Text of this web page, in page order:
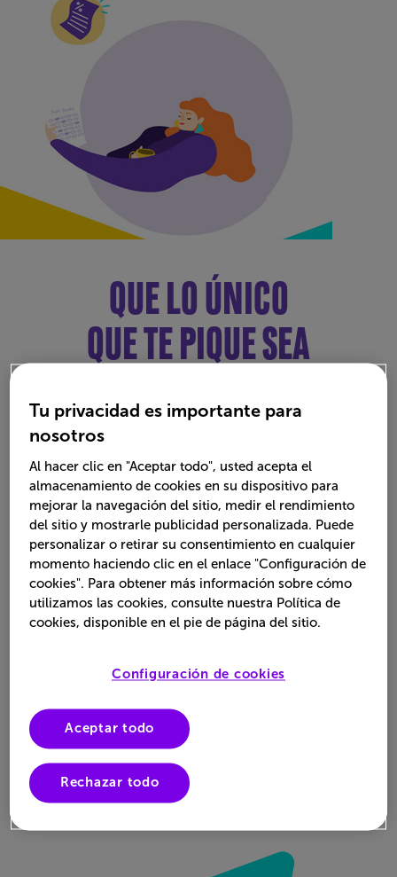
QUE LO ÚNICO
QUE TE PIQUE SEA
TU CURIOSIDAD POR
DISFRUTAR MÁS
Tu privacidad es importante para
nosotros
Al hacer clic en "Aceptar todo", usted acepta el
almacenamiento de cookies en su dispositivo para
mejorar la navegación del sitio, medir el rendimiento
del sitio y mostrarle publicidad personalizada. Puede
personalizar o retirar su consentimiento en cualquier
momento haciendo clic en el enlace "Configuración de
cookies". Para obtener más información sobre cómo
utilizamos las cookies, consulte nuestra Política de
cookies, disponible en el pie de página del sitio.
Configuración de cookies
Rechazar todo
Aceptar todo